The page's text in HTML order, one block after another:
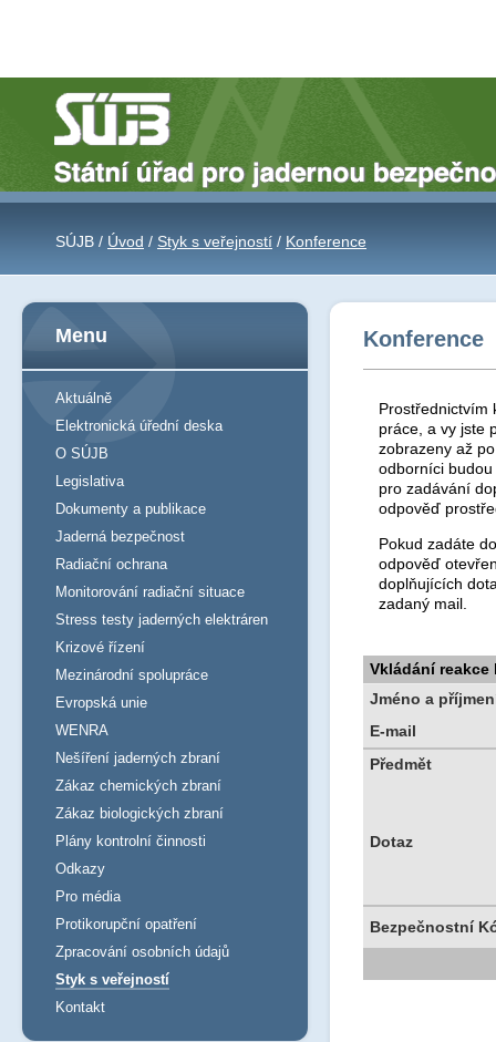
SÚJB / Úvod / Styk s veřejností / Konference
Konference
Prostřednictvím
práce, a vy jste
zobrazeny až
odborníci
pro zadávání
odpověď
Pokud zadáte
odpověď
doplňujících
zadaný mail.
Vkládání reakce
Jméno a
E-mail
Předmět
Dotaz
Bezpečnostní
Menu
Aktuálně
Elektronická úřední deska
O SÚJB
Legislativa
Dokumenty a publikace
Jaderná bezpečnost
Radiační ochrana
Monitorování radiační situace
Stress testy jaderných elektráren
Krizové řízení
Mezinárodní spolupráce
Evropská unie
WENRA
Nešíření jaderných zbraní
Zákaz chemických zbraní
Zákaz biologických zbraní
Plány kontrolní činnosti
Odkazy
Pro média
Protikorupční opatření
Zpracování osobních údajů
Styk s veřejností
Kontakt